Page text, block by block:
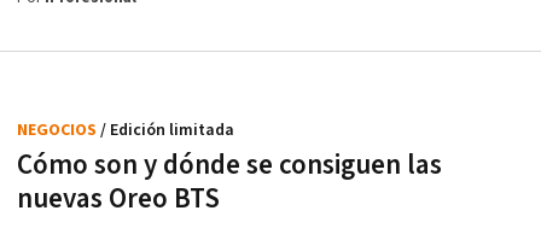
Cómo son y dónde se consiguen las
nuevas Oreo BTS
NEGOCIOS / Edición limitada